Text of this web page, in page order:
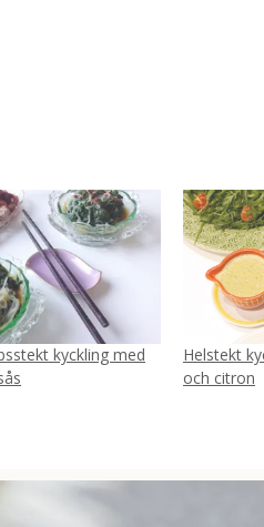
kyckling med
Helstekt
och citron